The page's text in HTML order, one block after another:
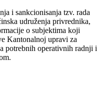
i sankcionisanja tzv. rada
udruženja privrednika,
o subjektima koji
Kantonalnoj upravi za
potrebnih operativnih radnji i